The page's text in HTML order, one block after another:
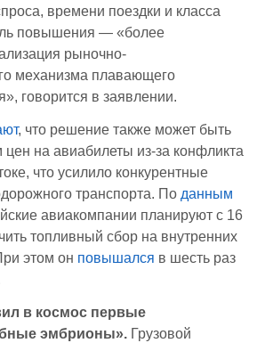
времени поездки и класса
повышения — «более
рыночно-
механизма плавающего
говорится в заявлении.
, что решение также может быть
цен на авиабилеты из-за конфликта
что усилило конкурентные
транспорта. По данным
авиакомпании планируют с 16
топливный сбор на внутренних
этом он повышался в шесть раз
в космос первые
эмбрионы». Грузовой